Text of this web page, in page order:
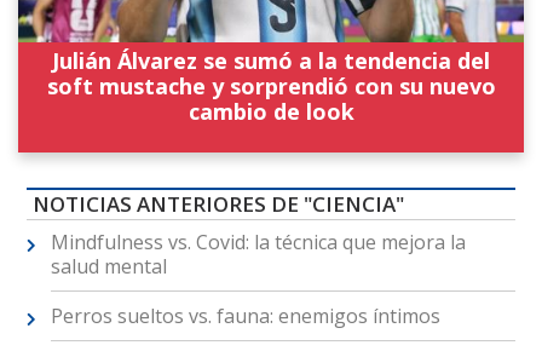
Julián Álvarez se sumó a la tendencia del
soft mustache y sorprendió con su nuevo
cambio de look
NOTICIAS ANTERIORES DE "CIENCIA"
Mindfulness vs. Covid: la técnica que mejora la
salud mental
Perros sueltos vs. fauna: enemigos íntimos